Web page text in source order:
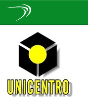
navigation